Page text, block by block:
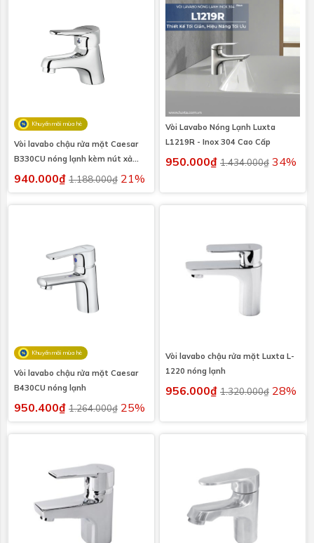
Khuyến mãi mùa hè
Vòi lavabo chậu rửa mặt Caesar
B330CU nóng lạnh kèm nút xả
nhấn
940.000₫ 1.188.000₫ 21%
Vòi Lavabo Nóng Lạnh Luxta
L1219R - Inox 304 Cao Cấp
950.000₫ 1.434.000₫ 34%
Khuyến mãi mùa hè
Vòi lavabo chậu rửa mặt Caesar
B430CU nóng lạnh
950.400₫ 1.264.000₫ 25%
Vòi lavabo chậu rửa mặt Luxta L-
1220 nóng lạnh
956.000₫ 1.320.000₫ 28%